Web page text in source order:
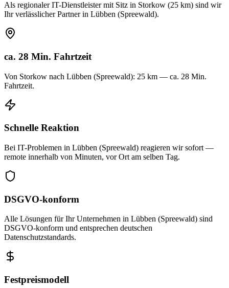
Als regionaler IT-Dienstleister mit Sitz in Storkow (25 km) sind wir
Ihr verlässlicher Partner in Lübben (Spreewald).
ca. 28 Min. Fahrtzeit
Von Storkow nach Lübben (Spreewald): 25 km — ca. 28 Min.
Fahrtzeit.
Schnelle Reaktion
Bei IT-Problemen in Lübben (Spreewald) reagieren wir sofort —
remote innerhalb von Minuten, vor Ort am selben Tag.
DSGVO-konform
Alle Lösungen für Ihr Unternehmen in Lübben (Spreewald) sind
DSGVO-konform und entsprechen deutschen
Datenschutzstandards.
Festpreismodell